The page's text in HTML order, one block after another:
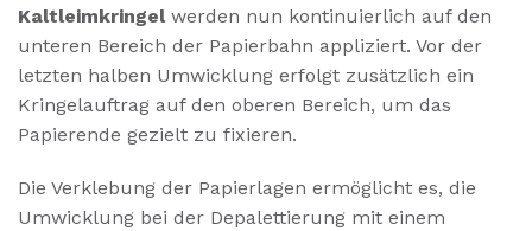
Kaltleimkringelwerden nun kontinuierlich auf den
unteren Bereich der Papierbahn appliziert. Vor der
letzten halben Umwicklung erfolgt zusätzlich ein
Kringelauftrag auf den oberen Bereich, um das
Papierende gezielt zu fixieren.
Die Verklebung der Papierlagen ermöglicht es, die
Umwicklung bei der Depalettierung mit einem